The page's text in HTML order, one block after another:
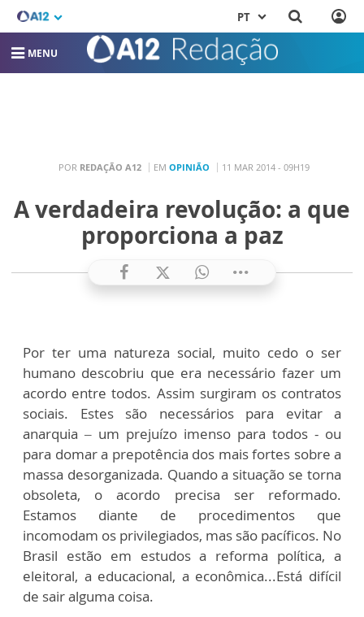
PT
MENU
POR REDAÇÃO A12 EM OPINIÃO 11 MAR 2014 - 09H19
A verdadeira revolução: a que
proporciona a paz
Por ter uma natureza social, muito cedo o ser
humano descobriu que era necessário fazer um
acordo entre todos. Assim surgiram os contratos
sociais. Estes são necessários para evitar a
anarquia – um prejuízo imenso para todos - ou
para domar a prepotência dos mais fortes sobre a
massa desorganizada. Quando a situação se torna
obsoleta, o acordo precisa ser reformado.
Estamos diante de procedimentos que
incomodam os privilegiados, mas são pacíficos. No
Brasil estão em estudos a reforma política, a
eleitoral, a educacional, a econômica...Está difícil
de sair alguma coisa.